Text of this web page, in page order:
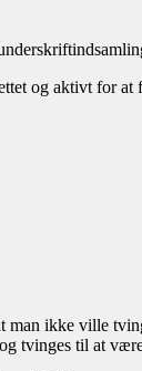
og aktivt for
ikke ville
tvinges til at